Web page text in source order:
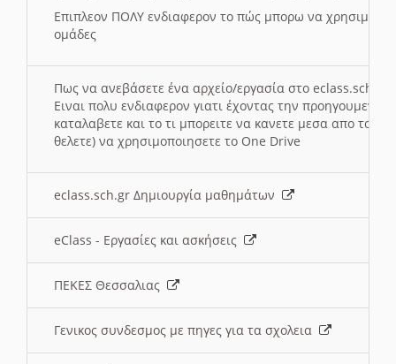
Επιπλεον ΠΟΛΥ ενδιαφερον το πώς μπορω να
ομάδες
Πως να ανεβάσετε ένα αρχείο/εργασία στο eclass.sch.gr
Ειναι πολυ ενδιαφερον γιατι έχοντας την
καταλαβετε και το τι μπορειτε να κανετε μεσα απο το
θελετε) να χρησιμοποιησετε το One Drive
eclass.sch.gr Δημιουργία μαθημάτων
eClass - Εργασίες και ασκήσεις
ΠΕΚΕΣ Θεσσαλιας
Γενικος συνδεσμος με πηγες για τα σχολεια